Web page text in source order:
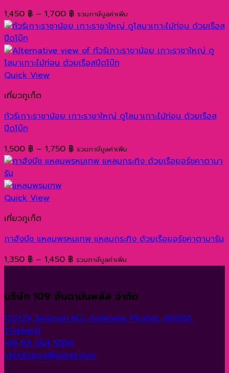
1,450 ฿ – 1,700 ฿Price
range:
through
1,700 ฿
รวมภาษีมูลค่าเพิ่ม
Quick View
เที่ยวภูเก็ต
ทัวร์เกาะราชาน้อย เกาะราชาใหญ่ ดูโลมาเกาะไม้ท่อน ด้วยเรือส
ปีดโบ๊ท
1,500 ฿ – 1,750 ฿Price
range:
รวมภาษีมูลค่าเพิ่ม
Quick View
เที่ยวภูเก็ต
กาฮังบีช แหลมพรหมเทพ แหลมกระทิง ด้วยเรือยอร์ชคาตามารัน
1,350 ฿ – 1,450 ฿Price
through
รวมภาษีมูลค่าเพิ่ม
บริษัท 109 อันดามันพลัส จำกัด
123/29 Saransiri M.2, Kohkaew, Phuket, 83000,
Thailand.
+66 94 364 9564
clicktotour@gmail.com